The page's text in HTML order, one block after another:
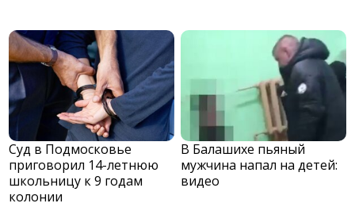
Суд в Подмосковье
приговорил 14-летнюю
школьницу к 9 годам
колонии
В Балашихе пьяный
мужчина напал на детей:
видео